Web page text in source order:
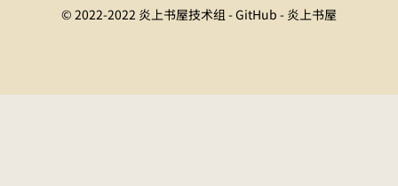
© 2022-2022 炎上书屋技术组 - GitHub - 炎上书屋